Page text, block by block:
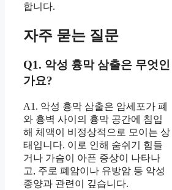
합니다.
자주 묻는 질문
Q1. 악성 흉막 삼출은 무엇인
가요?
A1. 악성 흉막 삼출은 암세포가 폐
와 흉벽 사이의 흉막 공간에 침입
해 체액이 비정상적으로 모이는 상
태입니다. 이로 인해 숨쉬기 힘들
거나 가슴이 아픈 증상이 나타나
고, 주로 폐암이나 유방암 등 악성
종양과 관련이 깊습니다.